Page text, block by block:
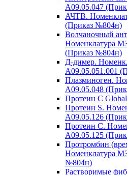
A09.05.047
АЧТВ.
(Приказ №804н)
Волчаночный
Номенклатура
(Приказ №804н)
Д-димер.
A09.05.051.001
Плазминоген.
A09.05.048
Протеин C Global
Протеин S.
A09.05.126
Протеин С.
A09.05.125
Протромбин
Номенклатура
№804н)
Растворимые